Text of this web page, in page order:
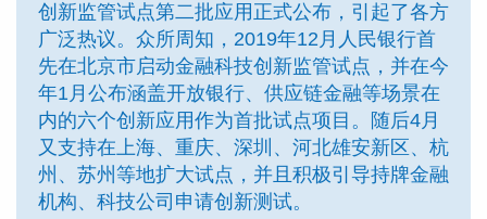
创新监管试点第二批应用正式公布，引起了各方
广泛热议。众所周知，2019年12月人民银行首
先在北京市启动金融科技创新监管试点，并在今
年1月公布涵盖开放银行、供应链金融等场景在
内的六个创新应用作为首批试点项目。随后4月
又支持在上海、重庆、深圳、河北雄安新区、杭
州、苏州等地扩大试点，并且积极引导持牌金融
机构、科技公司申请创新测试。